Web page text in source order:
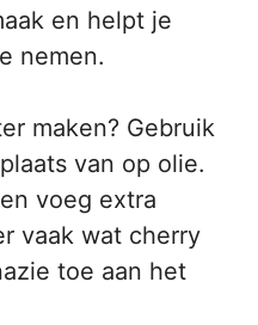
en helpt je
nemen.
maken? Gebruik
van op olie.
voeg extra
vaak wat cherry
toe aan het